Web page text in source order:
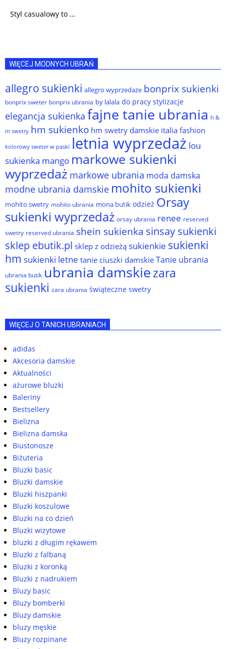
Styl casualowy to …
WIĘCEJ MODNYCH UBRAŃ
allegro sukienki allegro wyprzedaże bonprix sukienki
bonprix sweter bonprix ubrania by lalala do pracy stylizacje
elegancja sukienka fajne tanie ubrania h &
m swetry hm sukienko hm swetry damskie italia fashion
kolorowy sweter w paski letnia wyprzedaż lou
sukienka mango markowe sukienki
wyprzedaż markowe ubrania moda damska
modne ubrania damskie mohito sukienki
mohito swetry mohito ubrania mona butik odzież Orsay
sukienki wyprzedaż orsay ubrania renee reserved
swetry reserved ubrania shein sukienka sinsay sukienki
sklep ebutik.pl sklep z odzieżą sukienkie sukienki
hm sukienki letne tanie ciuszki damskie Tanie ubrania
ubrania butik ubrania damskiezara
sukienki zara ubrania świąteczne swetry
WIĘCEJ O TANICH UBRANIACH
adidas
Akcesoria damskie
Aktualności
ażurowe bluzki
Baleriny
Bestsellery
Bielizna
Bielizna damska
Biustonosze
Biżuteria
Bluzki basic
Bluzki damskie
Bluzki hiszpanki
Bluzki koszulowe
Bluzki na co dzień
Bluzki wizytowe
bluzki z długim rękawem
Bluzki z falbaną
Bluzki z koronką
Bluzki z nadrukiem
Bluzy basic
Bluzy bomberki
Bluzy damskie
bluzy męskie
Bluzy rozpinane